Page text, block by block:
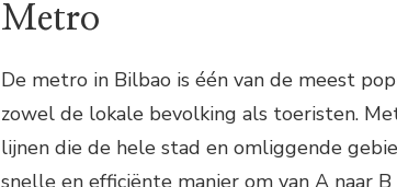
Metro
De metro in Bilbao is één van de meest
zowel de lokale bevolking als toeristen.
lijnen die de hele stad en omliggende
snelle en efficiënte manier om van A naar